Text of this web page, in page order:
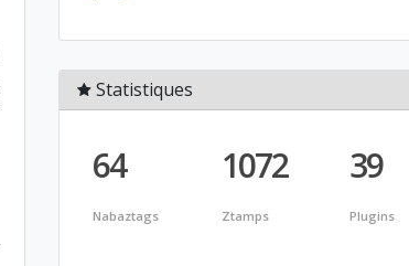
Statistiques
64
Nabaztags
1072
Ztamps
39
Plugins